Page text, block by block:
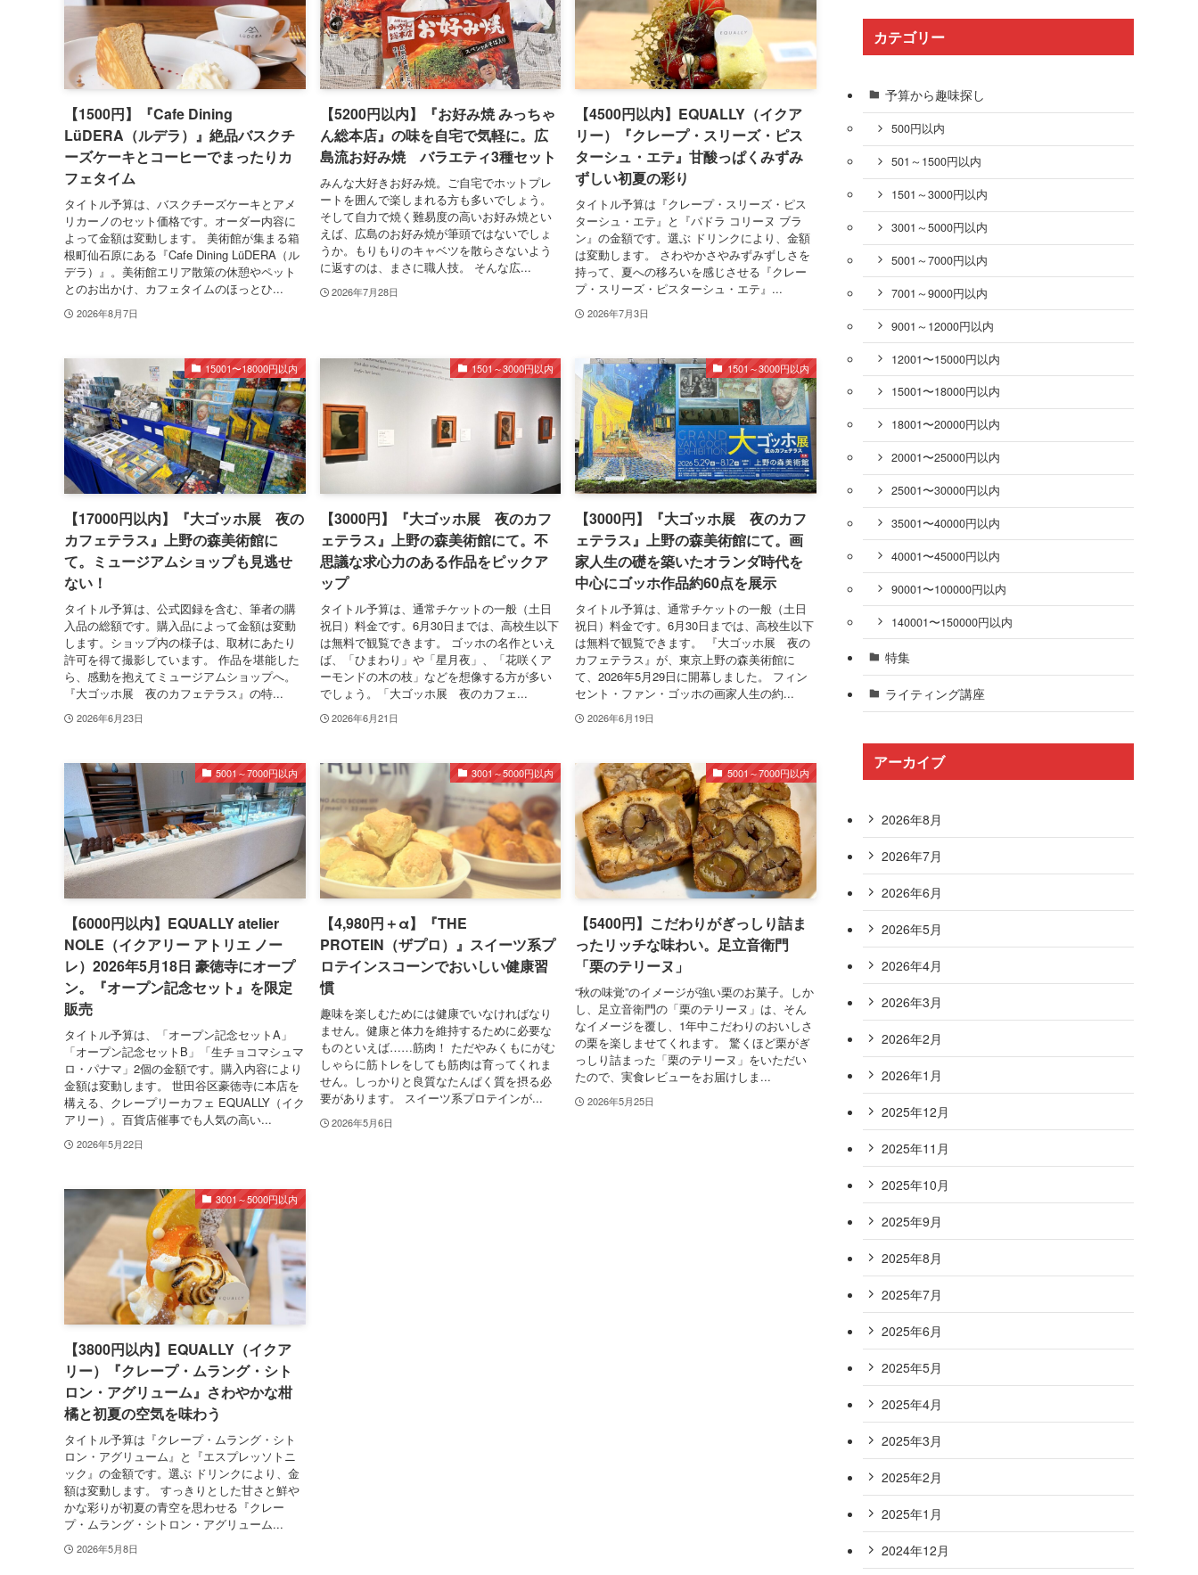
【1500円】『Cafe Dining
LüDERA（ルデラ）』絶品バスクチ
ーズケーキとコーヒーでまったりカ
フェタイム
タイトル予算は、バスクチーズケーキとアメ
リカーノのセット価格です。オーダー内容に
よって金額は変動します。 美術館が集まる箱
根町仙石原にある『Cafe Dining LüDERA（ル
デラ）』。美術館エリア散策の休憩やペット
とのお出かけ、カフェタイムのほっとひ...
2026年8月7日
【5200円以内】『お好み焼 みっちゃ
ん総本店』の味を自宅で気軽に。広
島流お好み焼 バラエティ3種セット
みんな大好きお好み焼。ご自宅でホットプレ
ートを囲んで楽しまれる方も多いでしょう。
そして自力で焼く難易度の高いお好み焼とい
えば、広島のお好み焼が筆頭ではないでしょ
うか。もりもりのキャベツを散らさないよう
に返すのは、まさに職人技。 そんな広...
2026年7月28日
【4500円以内】EQUALLY（イクア
リー）『クレープ・スリーズ・ピス
ターシュ・エテ』甘酸っぱくみずみ
ずしい初夏の彩り
タイトル予算は『クレープ・スリーズ・ピス
ターシュ・エテ』と『パドラ コリーヌ ブラ
ン』の金額です。選ぶ ドリンクにより、金額
は変動します。 さわやかさやみずみずしさを
持って、夏への移ろいを感じさせる『クレー
プ・スリーズ・ピスターシュ・エテ』...
2026年7月3日
15001〜18000円以内
【17000円以内】『大ゴッホ展 夜の
カフェテラス』上野の森美術館に
て。ミュージアムショップも見逃せ
ない！
タイトル予算は、公式図録を含む、筆者の購
入品の総額です。購入品によって金額は変動
します。ショップ内の様子は、取材にあたり
許可を得て撮影しています。 作品を堪能した
ら、感動を抱えてミュージアムショップへ。
『大ゴッホ展 夜のカフェテラス』の特...
2026年6月23日
1501～3000円以内
【3000円】『大ゴッホ展 夜のカフ
ェテラス』上野の森美術館にて。不
思議な求心力のある作品をピックア
ップ
タイトル予算は、通常チケットの一般（土日
祝日）料金です。6月30日までは、高校生以下
は無料で観覧できます。 ゴッホの名作といえ
ば、「ひまわり」や「星月夜」、「花咲くア
ーモンドの木の枝」などを想像する方が多い
でしょう。「大ゴッホ展 夜のカフェ...
2026年6月21日
1501～3000円以内
【3000円】『大ゴッホ展 夜のカフ
ェテラス』上野の森美術館にて。画
家人生の礎を築いたオランダ時代を
中心にゴッホ作品約60点を展示
タイトル予算は、通常チケットの一般（土日
祝日）料金です。6月30日までは、高校生以下
は無料で観覧できます。 『大ゴッホ展 夜の
カフェテラス』が、東京上野の森美術館に
て、2026年5月29日に開幕しました。 フィン
セント・ファン・ゴッホの画家人生の約...
2026年6月19日
5001～7000円以内
【6000円以内】EQUALLY atelier
NOLE（イクアリー アトリエ ノー
レ）2026年5月18日 豪徳寺にオープ
ン。『オープン記念セット』を限定
販売
タイトル予算は、「オープン記念セットA」
「オープン記念セットB」「生チョコマシュマ
ロ・パナマ」2個の金額です。購入内容により
金額は変動します。 世田谷区豪徳寺に本店を
構える、クレープリーカフェ EQUALLY（イク
アリー）。百貨店催事でも人気の高い...
2026年5月22日
3001～5000円以内
【4,980円＋α】『THE
PROTEIN（ザプロ）』スイーツ系プ
ロテインスコーンでおいしい健康習
慣
趣味を楽しむためには健康でいなければなり
ません。健康と体力を維持するために必要な
ものといえば……筋肉！ ただやみくもにがむ
しゃらに筋トレをしても筋肉は育ってくれま
せん。しっかりと良質なたんぱく質を摂る必
要があります。 スイーツ系プロテインが...
2026年5月6日
5001～7000円以内
【5400円】こだわりがぎっしり詰ま
ったリッチな味わい。足立音衛門
「栗のテリーヌ」
“秋の味覚”のイメージが強い栗のお菓子。しか
し、足立音衛門の「栗のテリーヌ」は、そん
なイメージを覆し、1年中こだわりのおいしさ
の栗を楽しませてくれます。 驚くほど栗がぎ
っしり詰まった「栗のテリーヌ」をいただい
たので、実食レビューをお届けしま...
2026年5月25日
3001～5000円以内
【3800円以内】EQUALLY（イクア
リー）『クレープ・ムラング・シト
ロン・アグリューム』さわやかな柑
橘と初夏の空気を味わう
タイトル予算は『クレープ・ムラング・シト
ロン・アグリューム』と『エスプレッソトニ
ック』の金額です。選ぶ ドリンクにより、金
額は変動します。 すっきりとした甘さと鮮や
かな彩りが初夏の青空を思わせる『クレー
プ・ムラング・シトロン・アグリューム...
2026年5月8日
カテゴリー
予算から趣味探し
500円以内
501～1500円以内
1501～3000円以内
3001～5000円以内
5001～7000円以内
7001～9000円以内
9001～12000円以内
12001〜15000円以内
15001〜18000円以内
18001〜20000円以内
20001〜25000円以内
25001〜30000円以内
35001〜40000円以内
40001〜45000円以内
90001〜100000円以内
140001〜150000円以内
特集
ライティング講座
アーカイブ
2026年8月
2026年7月
2026年6月
2026年5月
2026年4月
2026年3月
2026年2月
2026年1月
2025年12月
2025年11月
2025年10月
2025年9月
2025年8月
2025年7月
2025年6月
2025年5月
2025年4月
2025年3月
2025年2月
2025年1月
2024年12月